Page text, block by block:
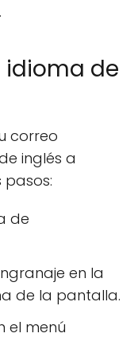
idioma de
correo
inglés a
pasos:
de
en la
de la pantalla.
el menú